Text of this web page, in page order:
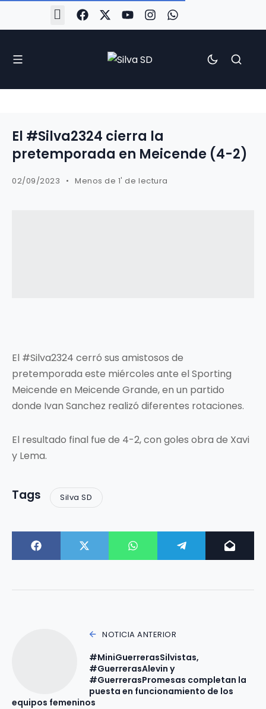
El #Silva2324 cierra la
pretemporada en Meicende (4-2)
02/09/2023 Menos de 1' de lectura
El #Silva2324 cerró sus amistosos de
pretemporada este miércoles ante el Sporting
Meicende en Meicende Grande, en un partido
donde Ivan Sanchez realizó diferentes rotaciones.
El resultado final fue de 4-2, con goles obra de Xavi
y Lema.
Tags Silva SD
NOTICIA ANTERIOR
#MiniGuerrerasSilvistas,
#GuerrerasAlevin y
#GuerrerasPromesas completan la
puesta en funcionamiento de los
equipos femeninos